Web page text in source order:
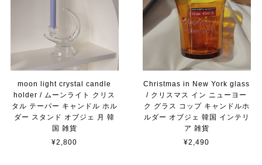
moon light crystal candle
holder / ムーンライト クリス
タル テーパー キャンドル ホル
ダー スタンド オブジェ 月 韓
国 雑貨
¥2,800
Christmas in New York glass
/ クリスマス イン ニューヨー
ク グラス コップ キャンドルホ
ルダー オブジェ 韓国 インテリ
ア 雑貨
¥2,490